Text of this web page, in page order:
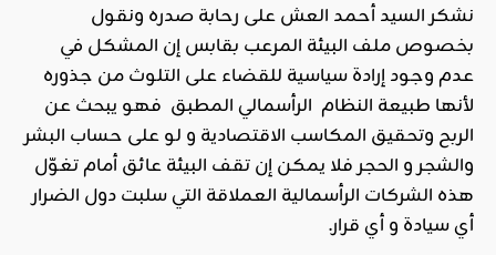
نشكر السيد أحمد العش على رحابة صدره ونقول
بخصوص ملف البيئة المرعب بقابس إن المشكل في
عدم وجود إرادة سياسية للقضاء على التلوث من جذوره
لأنها طبيعة النظام الرأسمالي المطبق فهو يبحث عن
الربح وتحقيق المكاسب الاقتصادية و لو على حساب البشر
والشجر و الحجر فلا يمكن إن تقف البيئة عائق أمام تغوّل
هذه الشركات الرأسمالية العملاقة التي سلبت دول الضرار
أي سيادة و أي قرار.